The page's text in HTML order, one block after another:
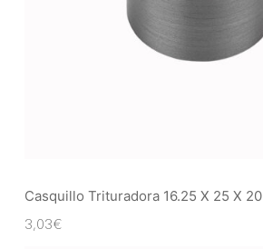
Casquillo Trituradora 16.25 X 25 X 20
3,03€